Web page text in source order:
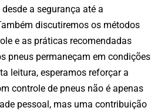
a segurança até a
discutiremos os métodos
e as práticas recomendadas
pneus permaneçam em condições
leitura, esperamos reforçar a
controle de pneus não é apenas
pessoal, mas uma contribuição